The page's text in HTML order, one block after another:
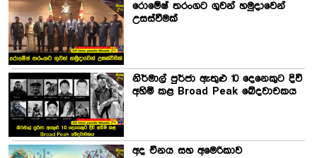
රොමේෂ් තරංගට ගුවන් හමුදාවෙන්
උසස්වීමක්
නිර්මාල් පුර්ජා ඇතුළු 10 දෙනෙකුට දිවි
අහිමි කළ Broad Peak ඛේදවාචකය
අද චීනය සහ අමෙරිකාව